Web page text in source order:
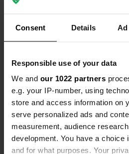
Consent Details
Responsible use of your data
We and our 1022 partners
e.g. your IP-number, using
store and access information on
serve personalized ads and
measurement, audience
development. You have a choice
and for what purposes. Your
Ajout d'une photo à un